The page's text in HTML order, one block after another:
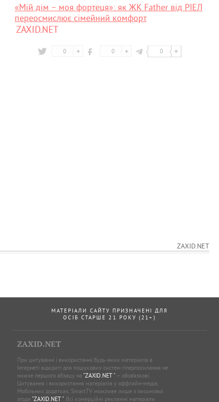
«Мій дім – моя фортеця»: як ЖК Father від РІЕЛ
переосмислює сімейний комфорт
ZAXID.NET
0 0 0
ZAXID.NET
МАТЕРІАЛИ САЙТУ ПРИЗНАЧЕНІ ДЛЯ
ОСІБ СТАРШЕ 21 РОКУ (21+)
ZAXID.NET
При цитуванні і використанні будь-яких матеріалів в
Інтернеті відкриті для пошукових систем гіперпосилання не
нижче першого абзацу на "ZAXID.NET "— обов’язкові.
Цитування і використання матеріалів у оффлайн-медіа,
Мобільних додатках, SmartTV можливе лише з письмової
згоди "ZAXID.NET ". Всі комерційні рекламні матеріали